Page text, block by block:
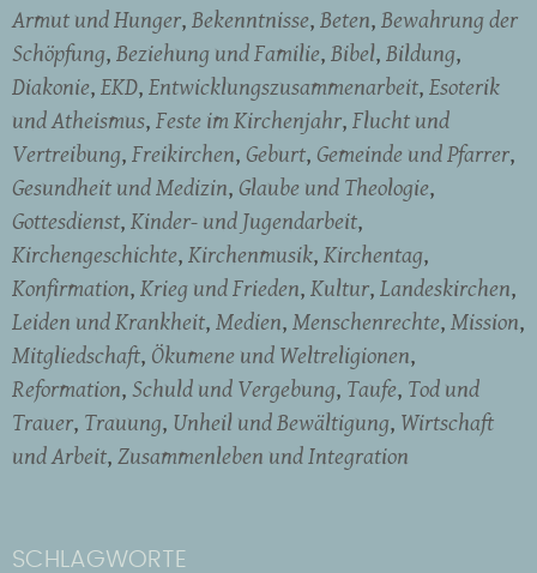
Armut und Hunger Bekenntnisse Beten Bewahrung der
Schöpfung Beziehung und Familie Bibel Bildung
Diakonie EKD Entwicklungszusammenarbeit Esoterik
und Atheismus Feste im Kirchenjahr Flucht und
Vertreibung Freikirchen Geburt Gemeinde und Pfarrer
Gesundheit und Medizin Glaube und Theologie
Gottesdienst Kinder- und Jugendarbeit
Kirchengeschichte Kirchenmusik Kirchentag
Konfirmation Krieg und Frieden Kultur Landeskirchen
Leiden und Krankheit Medien Menschenrechte Mission
Mitgliedschaft Ökumene und Weltreligionen
Reformation Schuld und Vergebung Taufe Tod und
Trauer Trauung Unheil und Bewältigung Wirtschaft
und Arbeit Zusammenleben und Integration
SCHLAGWORTE